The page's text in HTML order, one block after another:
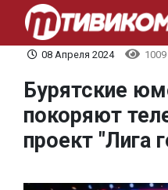
08 Апреля 2024 1009
Бурятские
покоряют
проект "Лига